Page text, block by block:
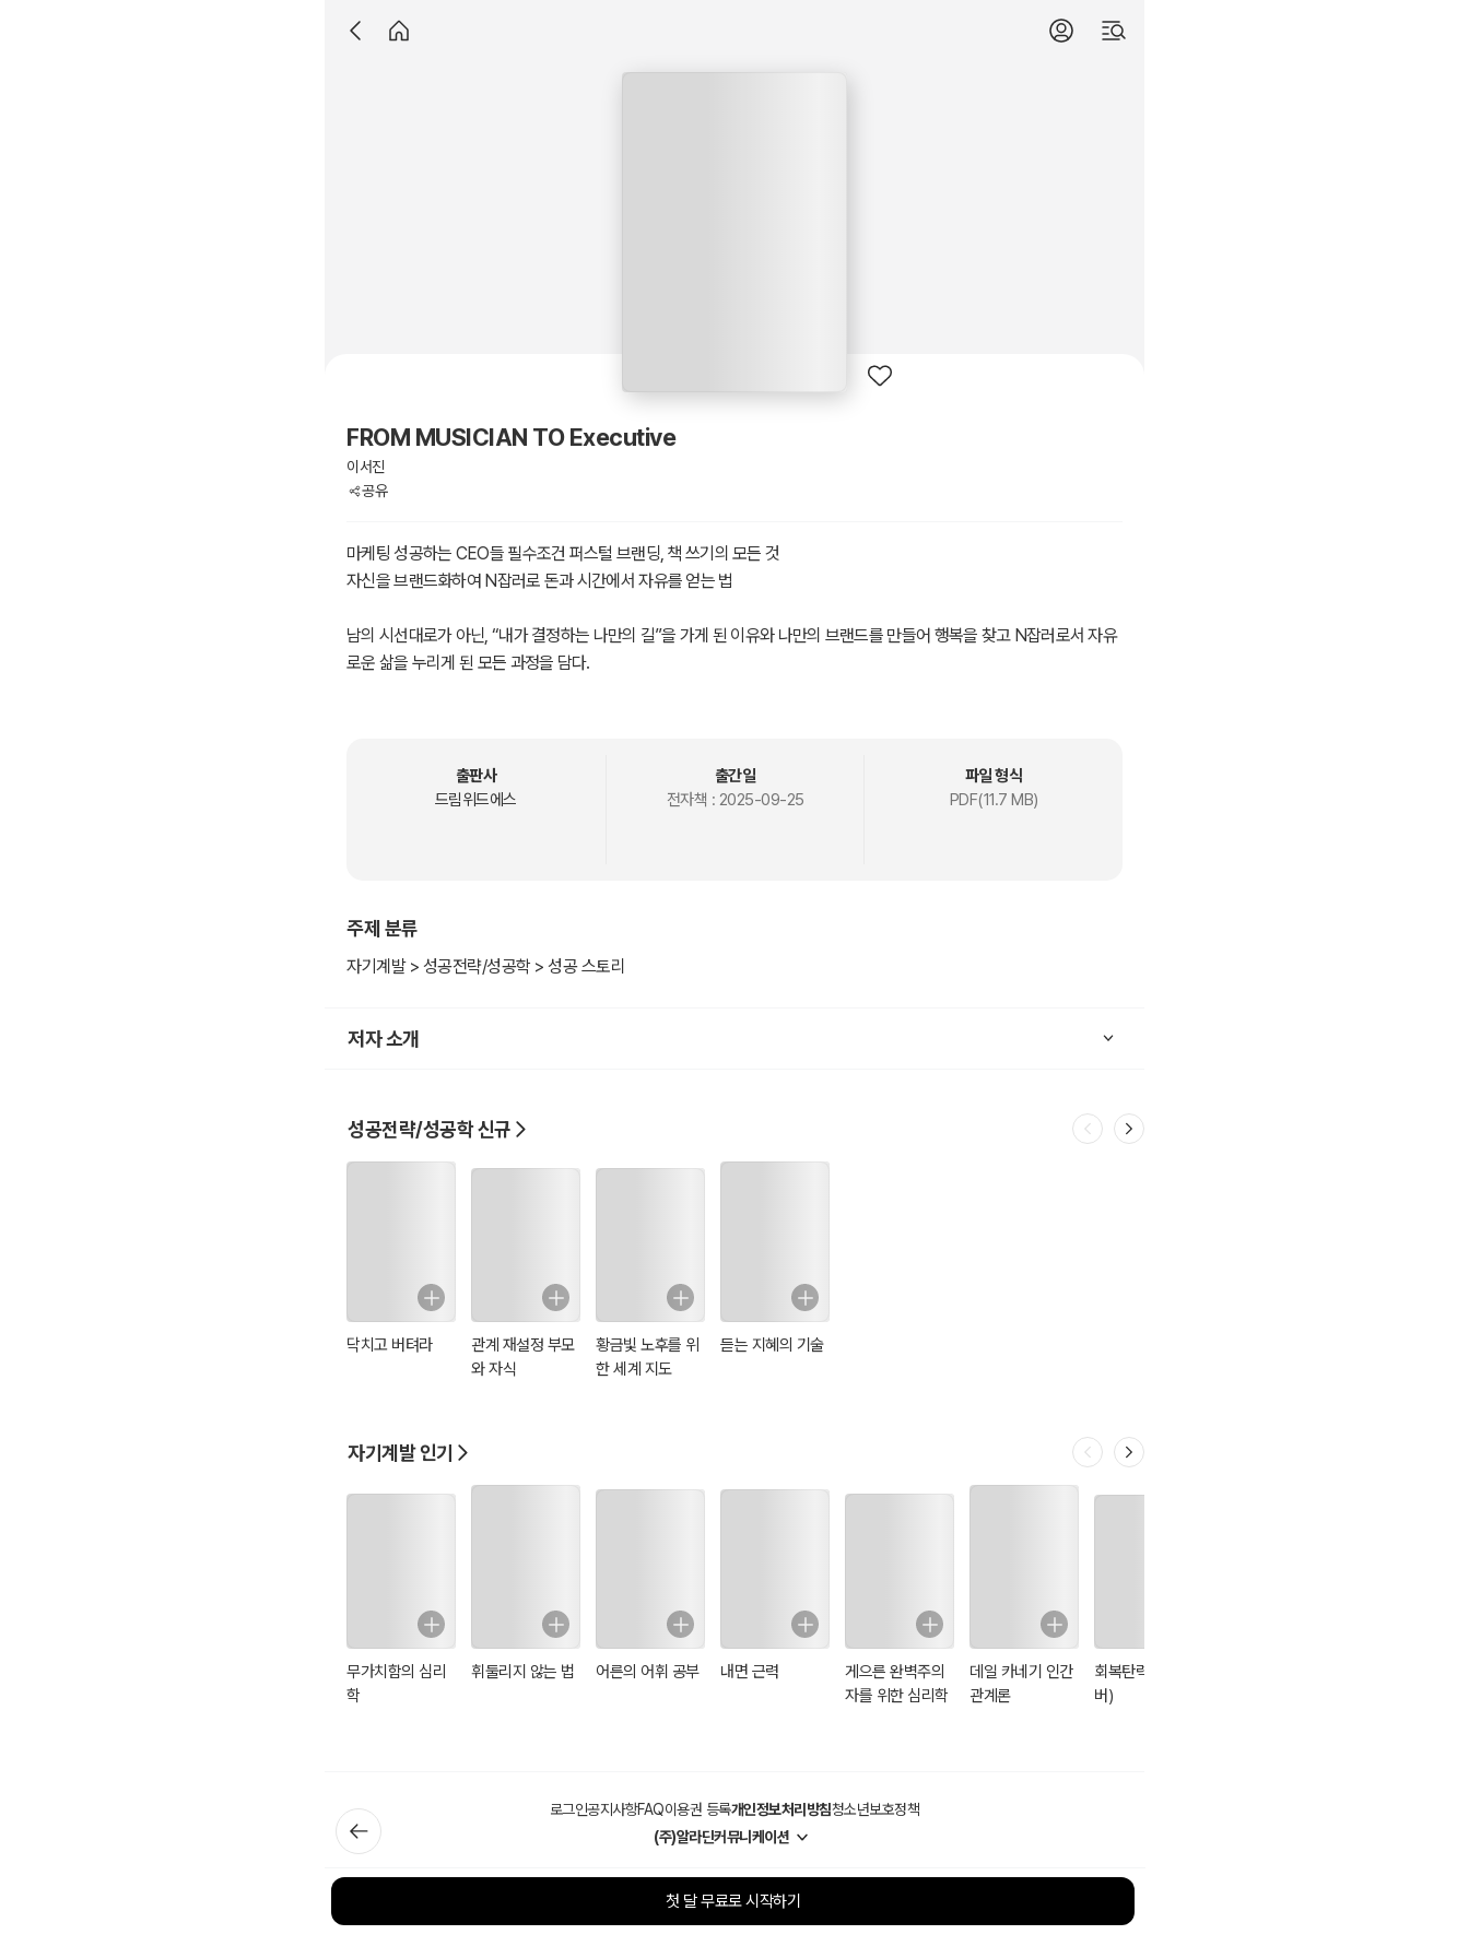
FROM MUSICIAN TO Executive
이서진
공유
마케팅 성공하는 CEO들 필수조건 퍼스털 브랜딩, 책 쓰기의 모든 것
자신을 브랜드화하여 N잡러로 돈과 시간에서 자유를 얻는 법
남의 시선대로가 아닌, “내가 결정하는 나만의 길”을 가게 된 이유와 나만의 브랜드를 만들어 행복을 찾고 N잡러로서 자유
로운 삶을 누리게 된 모든 과정을 담다.
출판사
드림위드에스
출간일
전자책 : 2025-09-25
파일 형식
PDF(11.7 MB)
주제 분류
자기계발 > 성공전략/성공학 > 성공 스토리
저자 소개
성공전략/성공학 신규
닥치고 버텨라
관계 재설정 부모
와 자식
황금빛 노후를 위
한 세계 지도
듣는 지혜의 기술
자기계발 인기
무가치함의 심리
학
휘둘리지 않는 법 어른의 어휘 공부 내면 근력
게으른 완벽주의
자를 위한 심리학
데일 카네기 인간
관계론
회복탄력성 (리커
버)
로그인공지사항FAQ이용권 등록개인정보처리방침청소년보호정책
(주)알라딘커뮤니케이션
첫 달 무료로 시작하기